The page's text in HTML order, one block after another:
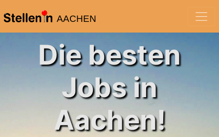
AACHEN
Die besten
Jobs in
Aachen!